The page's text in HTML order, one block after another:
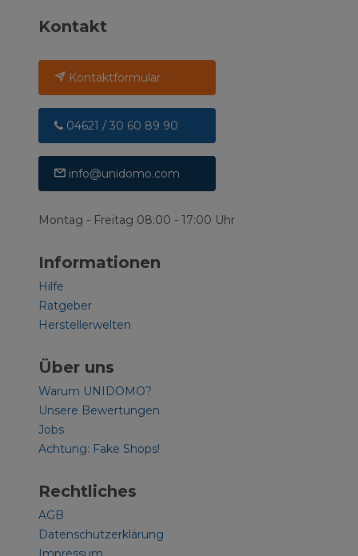
Kontakt
Kontaktformular
04621 / 30 60 89 90
info@unidomo.com
Montag - Freitag 08:00 - 17:00 Uhr
Informationen
Hilfe
Ratgeber
Herstellerwelten
Über uns
Warum UNIDOMO?
Unsere Bewertungen
Jobs
Achtung: Fake Shops!
Rechtliches
AGB
Datenschutzerklärung